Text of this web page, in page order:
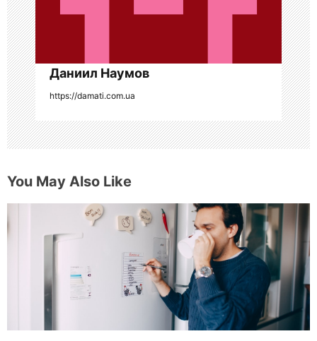
п
и
с
я
м
Даниил Наумов
https://damati.com.ua
You May Also Like